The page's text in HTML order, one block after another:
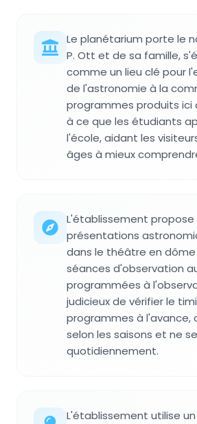
Le planétarium porte le
P. Ott et de sa famille,
comme un lieu clé pour
de l'astronomie à la
programmes produits ici
à ce que les étudiants
l'école, aidant les
âges à mieux
L'établissement propose
présentations
dans le théâtre en
séances d'observation
programmées à
judicieux de vérifier le
programmes à l'avance,
selon les saisons et ne
quotidiennement.
L'établissement utilise